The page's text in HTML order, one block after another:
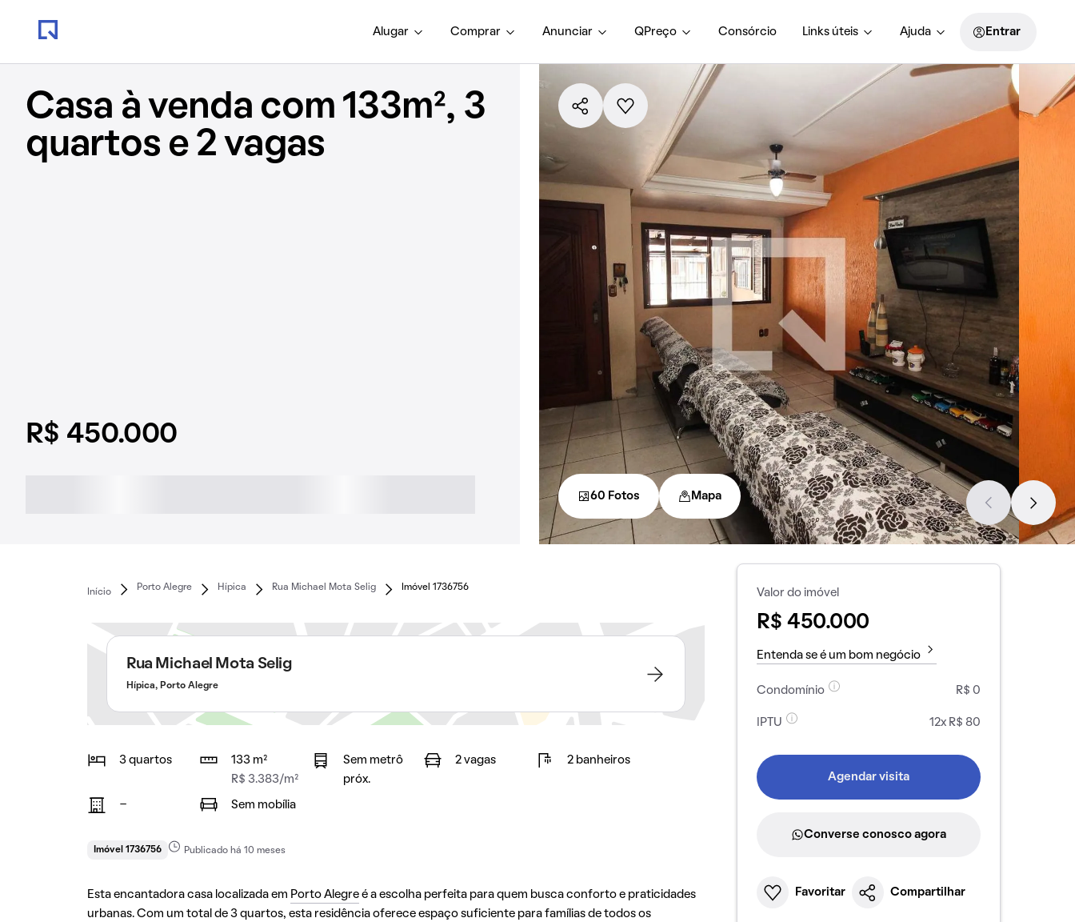
Alugar Comprar Anunciar QPreço Consórcio Links úteis Ajuda Entrar
Casa à venda com 133m², 3
quartos e 2 vagas
R$ 450.000
60 Fotos Mapa
Início
Porto Alegre Hípica Rua Michael Mota Selig Imóvel 1736756
Rua Michael Mota Selig
Hípica, Porto Alegre
3 quartos
133 m²
R$ 3.383/m²
Sem metrô
próx.
2 vagas 2 banheiros
- Sem mobília
Imóvel 1736756 Publicado há 10 meses
Esta encantadora casa localizada em Porto Alegreé a escolha perfeita para quem busca conforto e praticidades
urbanas. Com um total de 3 quartos, esta residência oferece espaço suficiente para famílias de todos os
Valor do imóvel
R$ 450.000
Entenda se é um bom negócio
Condomínio R$ 0
IPTU 12x R$ 80
Agendar visita
Converse conosco agora
Favoritar Compartilhar